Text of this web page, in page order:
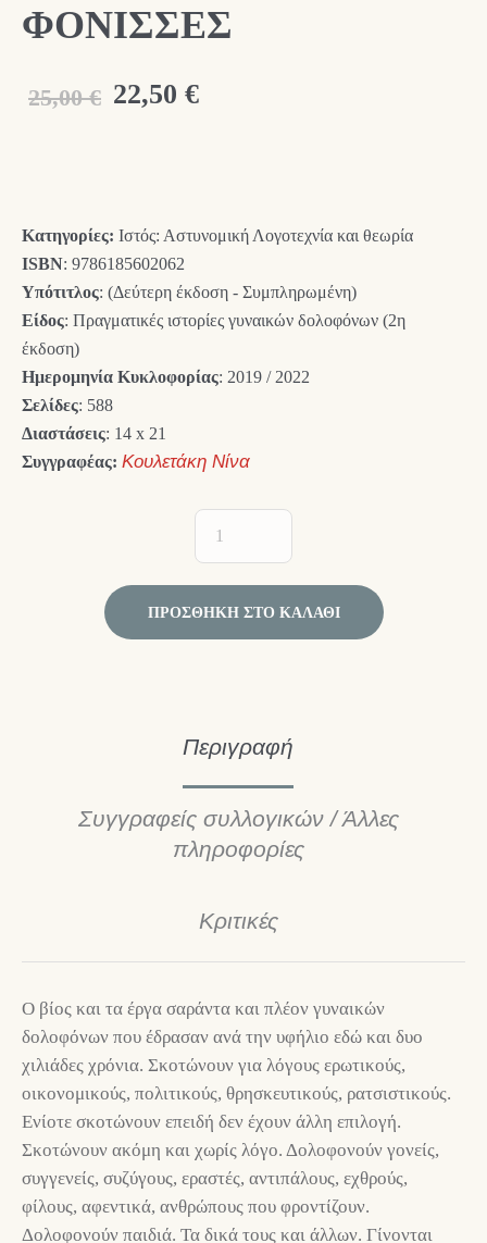
ΦΟΝΙΣΣΕΣ
25,00 € Original
22,50 €Η
22,50 €.
Κατηγορίες: Ιστός: Αστυνομική Λογοτεχνία και θεωρία
ISBN: 9786185602062
Υπότιτλος: (Δεύτερη έκδοση - Συμπληρωμένη)
Είδος: Πραγματικές ιστορίες γυναικών δολοφόνων (2η
έκδοση)
Ημερομηνία Κυκλοφορίας: 2019 / 2022
Σελίδες: 588
Διαστάσεις: 14 x 21
Συγγραφέας: Κουλετάκη Νίνα
ΠΡΟΣΘΉΚΗ ΣΤΟ ΚΑΛΆΘΙ
Περιγραφή
Συγγραφείς συλλογικών / Άλλες
πληροφορίες
Κριτικές
Ο βίος και τα έργα σαράντα και πλέον γυναικών
δολοφόνων που έδρασαν ανά την υφήλιο εδώ και δυο
χιλιάδες χρόνια. Σκοτώνουν για λόγους ερωτικούς,
οικονομικούς, πολιτικούς, θρησκευτικούς, ρατσιστικούς.
Ενίοτε σκοτώνουν επειδή δεν έχουν άλλη επιλογή.
Σκοτώνουν ακόμη και χωρίς λόγο. Δολοφονούν γονείς,
συγγενείς, συζύγους, εραστές, αντιπάλους, εχθρούς,
φίλους, αφεντικά, ανθρώπους που φροντίζουν.
Δολοφονούν παιδιά. Τα δικά τους και άλλων. Γίνονται